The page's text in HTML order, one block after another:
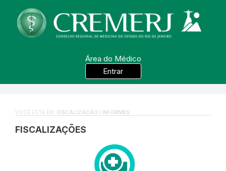
Área do Médico
Entrar
VOCÊ ESTÁ EM: FISCALIZAÇÃO / INFORMES
FISCALIZAÇÕES